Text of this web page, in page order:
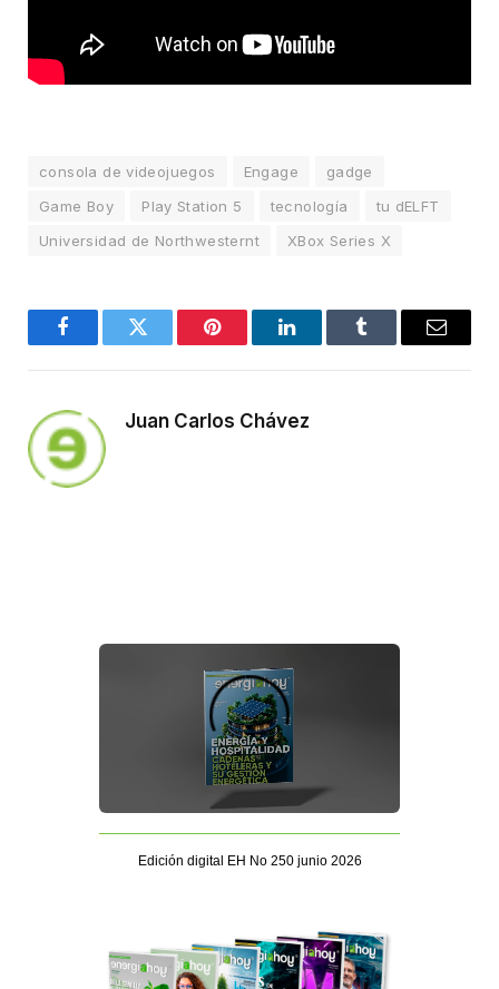
consola de videojuegos Engage
gadge
Game Boy
Play Station 5 tecnología
tu dELFT
Universidad de Northwesternt
XBox Series X
FacebookTwitter Pinterest LinkedInTumblr Email
Juan Carlos Chávez
Edición digital EH No 250 junio 2026